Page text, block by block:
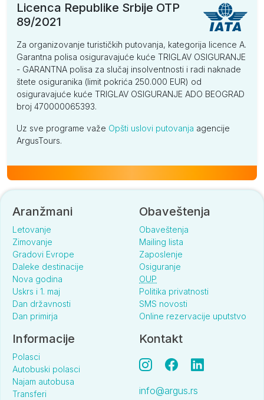
Licenca Republike Srbije OTP
89/2021
Za organizovanje turističkih putovanja, kategorija licence A.
Garantna polisa osiguravajuće kuće TRIGLAV OSIGURANJE
- GARANTNA polisa za slučaj insolventnosti i radi naknade
štete osiguranika (limit pokrića 250.000 EUR) od
osiguravajuće kuće TRIGLAV OSIGURANJE ADO BEOGRAD
broj 470000065393.
Uz sve programe važe Opšti uslovi putovanja agencije
ArgusTours.
Aranžmani
Letovanje
Zimovanje
Gradovi Evrope
Daleke destinacije
Nova godina
Uskrs i 1. maj
Dan državnosti
Dan primirja
Obaveštenja
Obaveštenja
Mailing lista
Zaposlenje
Osiguranje
OUP
Politika privatnosti
SMS novosti
Online rezervacije uputstvo
Informacije
Polasci
Autobuski polasci
Najam autobusa
Transferi
Kontakt
info@argus.rs